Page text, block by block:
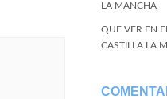
LA MANCHA
QUE VER EN
CASTILLA LA